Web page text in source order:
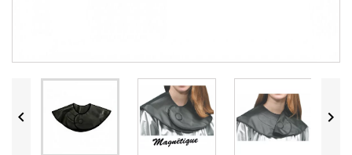
 